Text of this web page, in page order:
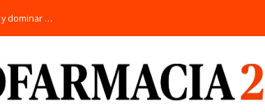
Los 10 animales con sentidos únicos para explorar y dominar su hábitat natural